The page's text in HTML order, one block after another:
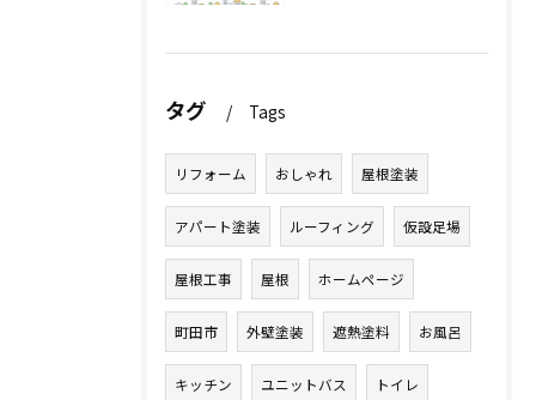
タグ Tags
リフォーム おしゃれ 屋根塗装
アパート塗装 ルーフィング 仮設足場
屋根工事 屋根 ホームページ
町田市 外壁塗装 遮熱塗料 お風呂
キッチン ユニットバス トイレ